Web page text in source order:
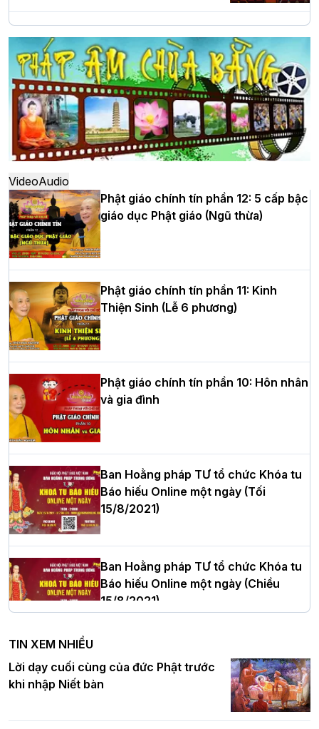
Hà Nội: Long trọng lễ khởi công xây
dựng Trung tâm văn hóa Phật giáo Thủ
đô
Hà Nội: Ngày tu học cuối cùng khép lại
khóa sinh hoạt Phật pháp mùa hè lần
thứ XIV tại chùa Bằng
Học yêu thương trong ngày tu tập thứ
tư của Khóa sinh hoạt Phật pháp mùa
hè tại chùa Bằng
HT.Thích Thọ Lạc được suy cử làm tân
Trưởng BTS GHPGVN tỉnh Nghệ An
Hòa thượng Thích Quảng Tùng tái đắc
cử Trưởng BTS GHPGVN thành phố Hải
Phòng nhiệm kỳ 2026 – 2031
Thượng tọa Thích Tâm Chính được suy
cử tân Trưởng ban Trị sự GHPGVN tỉnh
Hà Nội: Tăng Ni Trường hạ Bồ Đề trang
nghiêm tác pháp Tiền an cư PL.2570 –
DL.2026
VideoAudio
Phật giáo chính tín phần 12: 5 cấp bậc
giáo dục Phật giáo (Ngũ thừa)
Phật giáo chính tín phần 11: Kinh
Thiện Sinh (Lễ 6 phương)
Phật giáo chính tín phần 10: Hôn nhân
và gia đình
Ban Hoằng pháp TƯ tổ chức Khóa tu
Báo hiếu Online một ngày (Tối
15/8/2021)
Ban Hoằng pháp TƯ tổ chức Khóa tu
Báo hiếu Online một ngày (Chiều
15/8/2021)
Ban Hoằng pháp TƯ tổ chức Khóa tu
Báo hiếu Online một ngày (Sáng
15/8/2021)
TIN XEM NHIỀU
Lời dạy cuối cùng của đức Phật trước
khi nhập Niết bàn